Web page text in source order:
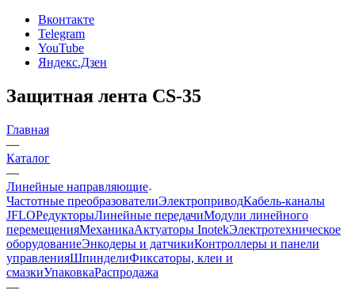
Вконтакте
Telegram
YouTube
Яндекс.Дзен
Защитная лента CS-35
Главная
—
Каталог
—
Линейные направляющие
Частотные преобразователиЭлектроприводКабель-каналы
JFLOРедукторыЛинейные передачиМодули линейного
перемещенияМеханикаАктуаторы InotekЭлектротехническое
оборудованиеЭнкодеры и датчикиКонтроллеры и панели
управленияШпинделиФиксаторы, клеи и
смазкиУпаковкаРаспродажа
—